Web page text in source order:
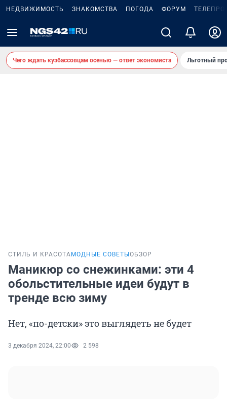
НЕДВИЖИМОСТЬ ЗНАКОМСТВА ПОГОДА ФОРУМ
Чего ждать кузбассовцам осенью — ответ экономиста Льготный
СТИЛЬ И КРАСОТА МОДНЫЕ СОВЕТЫ ОБЗОР
Маникюр со снежинками: эти 4
обольстительные идеи будут в
тренде всю зиму
Нет, «по-детски» это выглядеть не будет
3 декабря 2024, 22:00 2 598